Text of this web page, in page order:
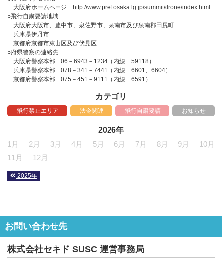
大阪府ホームページ
http://www.pref.osaka.lg.jp/summit/drone/index.html
○飛行自粛要請地域
大阪府大阪市、豊中市、泉佐野市、泉南市及び泉南郡田尻町
兵庫県伊丹市
京都府京都市東山区及び伏見区
○府県警察の連絡先
大阪府警察本部 06－6943－1234（内線 59118）
兵庫県警察本部 078－341－7441（内線 6601、6604）
京都府警察本部 075－451－9111（内線 6591）
カテゴリ
飛行禁止エリア 法令関連 飛行自粛要請 お知らせ
2026年
1月
2月 3月 4月 5月 6月 7月 8月 9月
10月
11月
12月
2025年
お問い合わせ先
株式会社セキド SUSC 運営事務局